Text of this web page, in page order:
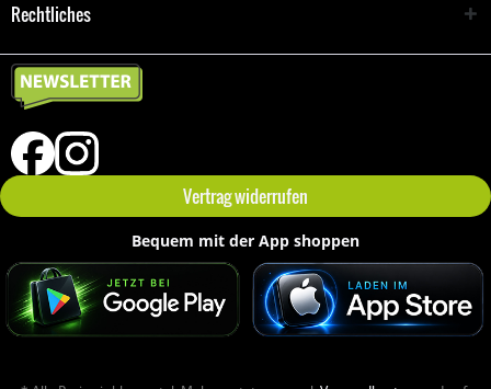
Rechtliches
Vertrag widerrufen
Bequem mit der App shoppen